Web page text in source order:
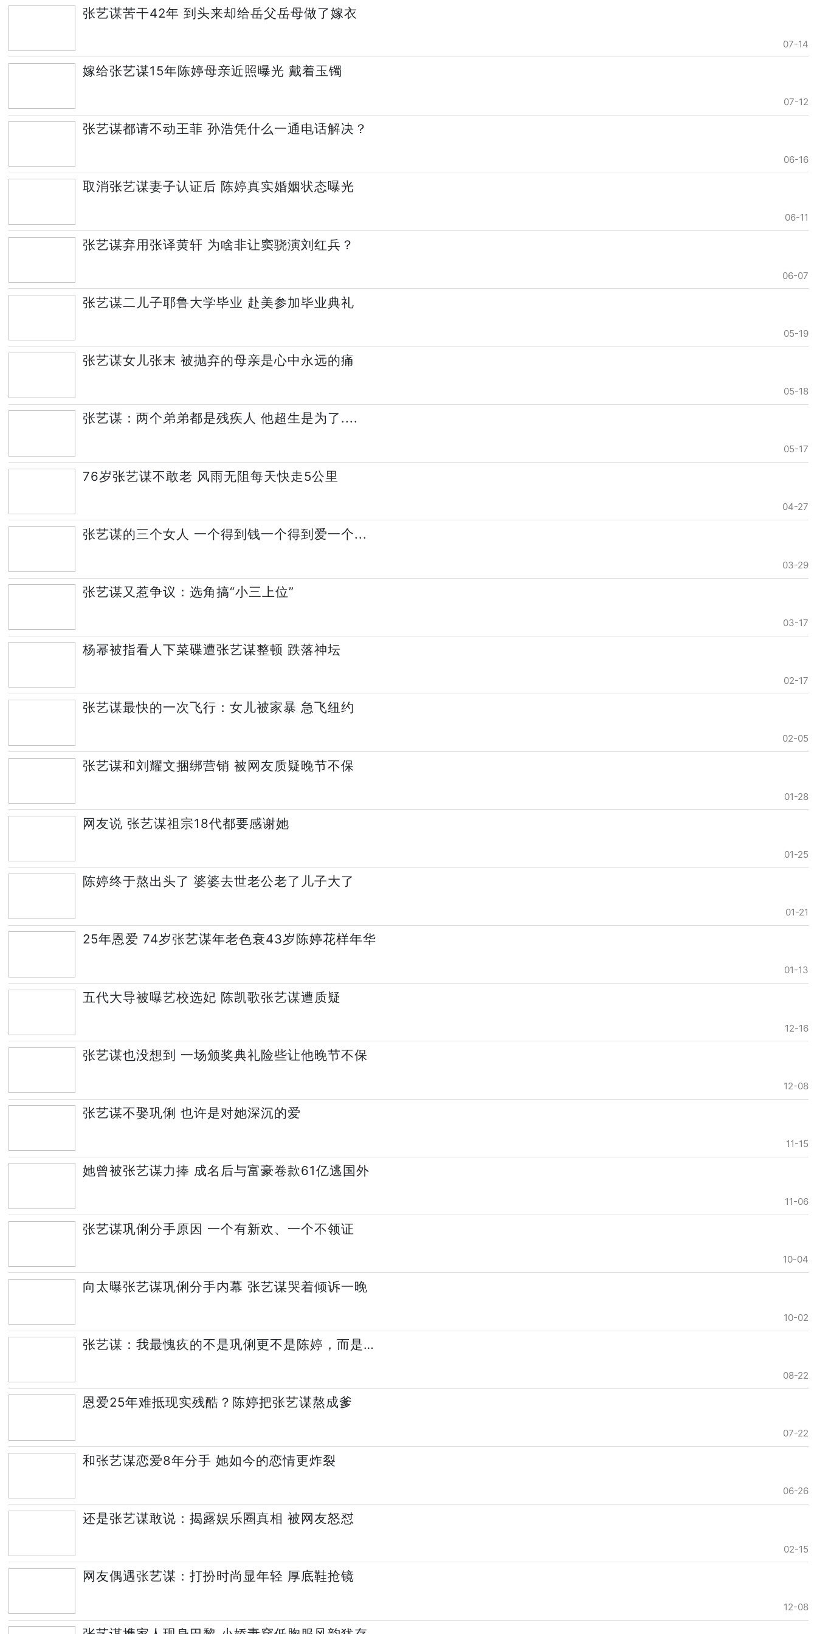
张艺谋苦干42年 到头来却给岳父岳母做了嫁衣
07-14
嫁给张艺谋15年陈婷母亲近照曝光 戴着玉镯
07-12
张艺谋都请不动王菲 孙浩凭什么一通电话解决？
06-16
取消张艺谋妻子认证后 陈婷真实婚姻状态曝光
06-11
张艺谋弃用张译黄轩 为啥非让窦骁演刘红兵？
06-07
张艺谋二儿子耶鲁大学毕业 赴美参加毕业典礼
05-19
张艺谋女儿张末 被抛弃的母亲是心中永远的痛
05-18
张艺谋：两个弟弟都是残疾人 他超生是为了....
05-17
76岁张艺谋不敢老 风雨无阻每天快走5公里
04-27
张艺谋的三个女人 一个得到钱一个得到爱一个...
03-29
张艺谋又惹争议：选角搞“小三上位”
03-17
杨幂被指看人下菜碟遭张艺谋整顿 跌落神坛
02-17
张艺谋最快的一次飞行：女儿被家暴 急飞纽约
02-05
张艺谋和刘耀文捆绑营销 被网友质疑晚节不保
01-28
网友说 张艺谋祖宗18代都要感谢她
01-25
陈婷终于熬出头了 婆婆去世老公老了儿子大了
01-21
25年恩爱 74岁张艺谋年老色衰43岁陈婷花样年华
01-13
五代大导被曝艺校选妃 陈凯歌张艺谋遭质疑
12-16
张艺谋也没想到 一场颁奖典礼险些让他晚节不保
12-08
张艺谋不娶巩俐 也许是对她深沉的爱
11-15
她曾被张艺谋力捧 成名后与富豪卷款61亿逃国外
11-06
张艺谋巩俐分手原因 一个有新欢、一个不领证
10-04
向太曝张艺谋巩俐分手内幕 张艺谋哭着倾诉一晚
10-02
张艺谋：我最愧疚的不是巩俐更不是陈婷，而是…
08-22
恩爱25年难抵现实残酷？陈婷把张艺谋熬成爹
07-22
和张艺谋恋爱8年分手 她如今的恋情更炸裂
06-26
还是张艺谋敢说：揭露娱乐圈真相 被网友怒怼
02-15
网友偶遇张艺谋：打扮时尚显年轻 厚底鞋抢镜
12-08